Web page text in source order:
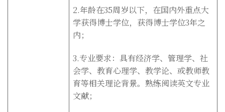
2.年龄在35周岁以下，在国内外重点大
学获得博士学位，获得博士学位3年之
内；
3.专业要求：具有经济学、管理学、社
会学、教育心理学、教学论、或教师教
育等相关理论背景。熟练阅读英文专业
文献；